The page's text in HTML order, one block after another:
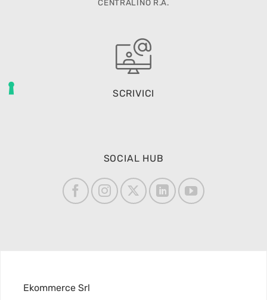
CENTRALINO R.A.
SCRIVICI
SOCIAL HUB
Ekommerce Srl